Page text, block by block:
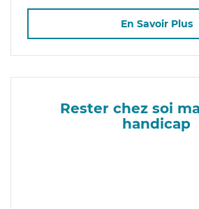
En Savoir Plus
Rester chez soi
handicap